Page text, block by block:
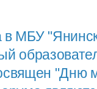
в МБУ
"Дню